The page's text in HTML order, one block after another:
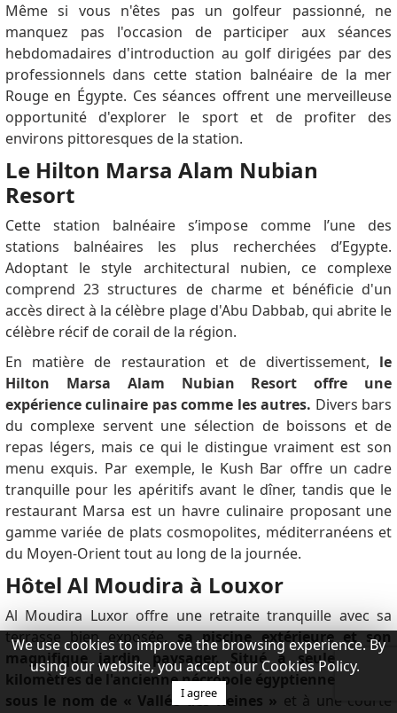
Même si vous n'êtes pas un golfeur passionné, ne
manquez pas l'occasion de participer aux séances
hebdomadaires d'introduction au golf dirigées par des
professionnels dans cette station balnéaire de la mer
Rouge en Égypte. Ces séances offrent une merveilleuse
opportunité d'explorer le sport et de profiter des
environs pittoresques de la station.
Le Hilton Marsa Alam Nubian
Resort
Cette station balnéaire s’impose comme l’une des
stations balnéaires les plus recherchées d’Egypte.
Adoptant le style architectural nubien, ce complexe
comprend 23 structures de charme et bénéficie d'un
accès direct à la célèbre plage d'Abu Dabbab, qui abrite le
célèbre récif de corail de la région.
En matière de restauration et de divertissement, le
Hilton Marsa Alam Nubian Resort offre une
expérience culinaire pas comme les autres. Divers bars
du complexe servent une sélection de boissons et de
repas légers, mais ce qui le distingue vraiment est son
menu exquis. Par exemple, le Kush Bar offre un cadre
tranquille pour les apéritifs avant le dîner, tandis que le
restaurant Marsa est un havre culinaire proposant une
gamme variée de plats cosmopolites, méditerranéens et
du Moyen-Orient tout au long de la journée.
Hôtel Al Moudira à Louxor
Al Moudira Luxor offre une retraite tranquille avec sa
terrasse bien exposée,sa piscine extérieure et son
magnifique jardin paysager.Situé à seulement 7
kilomètres de l'ancienne nécropole égyptienne connue
sous le nom de « Vallée des Reines » et à une courte
We use cookies to improve the browsing experience. By
using our website, you accept our Cookies Policy.
I agree